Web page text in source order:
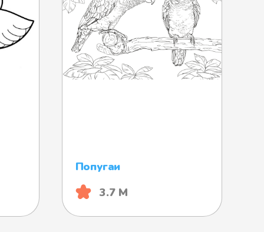
Попугаи
3.7 М